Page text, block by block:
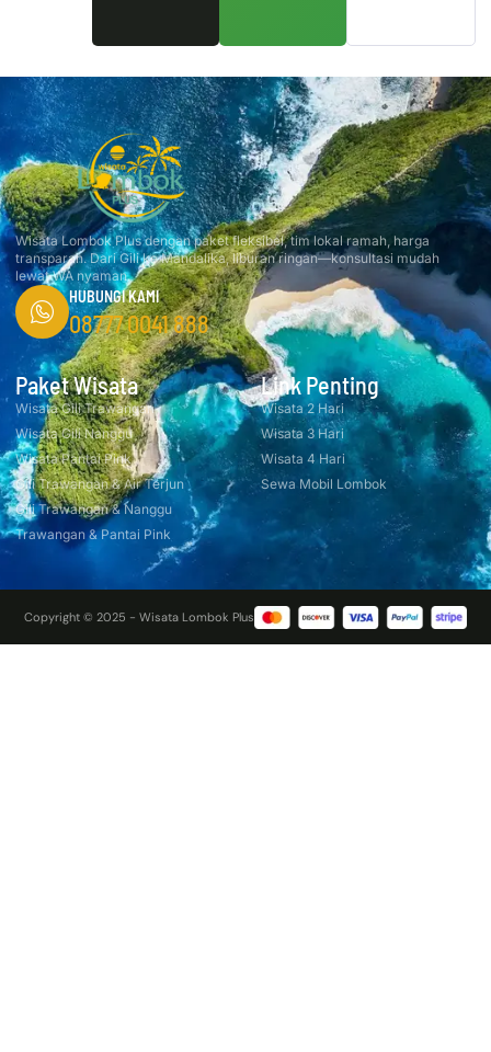
Wisata Lombok Plus dengan paket fleksibel, tim lokal ramah, harga
transparan. Dari Gili ke Mandalika, liburan ringan—konsultasi mudah
lewat WA nyaman.
HUBUNGI KAMI
08777 0041 888
Paket Wisata
Wisata Gili Trawangan
Wisata Gili Nanggu
Wisata Pantai Pink
Gili Trawangan & Air Terjun
Gili Trawangan & Nanggu
Trawangan & Pantai Pink
Link Penting
Wisata 2 Hari
Wisata 3 Hari
Wisata 4 Hari
Sewa Mobil Lombok
Copyright © 2025 - Wisata Lombok Plus